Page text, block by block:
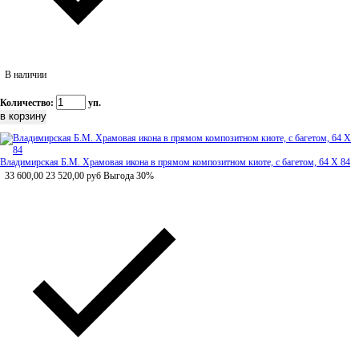
В наличии
Количество: уп.
Владимирская Б.М. Храмовая икона в прямом композитном киоте, с багетом, 64 Х 84
33 600,00 23 520,00 руб Выгода 30%